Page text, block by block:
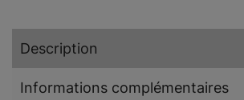
Description
Informations complémentaires